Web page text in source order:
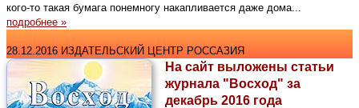
кого-то такая бумага понемногу накапливается даже дома...
подробнее »
28.12.2016 ИЗДАТЕЛЬСКИЙ ЦЕНТР РОССАЗИЯ
На сайт выложены статьи
журнала "Восход" за
декабрь 2016 года